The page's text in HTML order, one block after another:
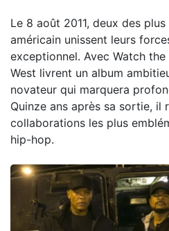
Le 8 août 2011, deux des
américain unissent leurs
exceptionnel. Avec Watch
West livrent un album
novateur qui marquera
Quinze ans après sa sortie, il
collaborations les plus
hip-hop.